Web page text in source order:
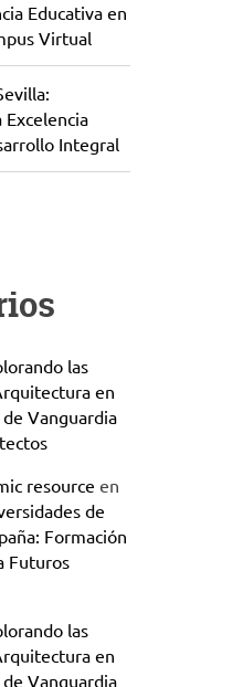
Educativa en
Virtual
Integral
las
en
Vanguardia
resource en
de
Formación
Futuros
las
en
Vanguardia